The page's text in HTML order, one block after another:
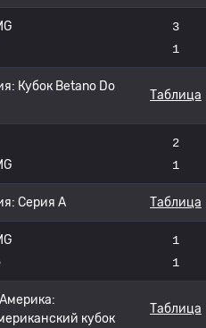
3
1
Кубок Betano Do
Таблица
2
1
Серия А Таблица
1
1
кубок
Таблица